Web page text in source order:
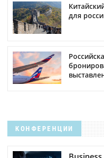
для
КОНФЕРЕНЦИИ